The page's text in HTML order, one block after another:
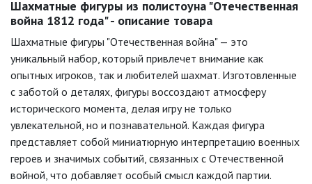
Шахматные фигуры из полистоуна "Отечественная
война 1812 года" - описание товара
Шахматные фигуры "Отечественная война" — это
уникальный набор, который привлечет внимание как
опытных игроков, так и любителей шахмат. Изготовленные
с заботой о деталях, фигуры воссоздают атмосферу
исторического момента, делая игру не только
увлекательной, но и познавательной. Каждая фигура
представляет собой миниатюрную интерпретацию военных
героев и значимых событий, связанных с Отечественной
войной, что добавляет особый смысл каждой партии.